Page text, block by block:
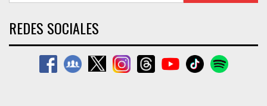
REDES SOCIALES